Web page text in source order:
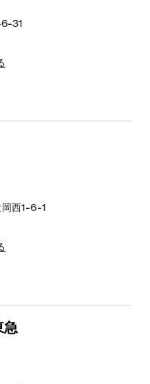
6-31
岡西1-6-1
急